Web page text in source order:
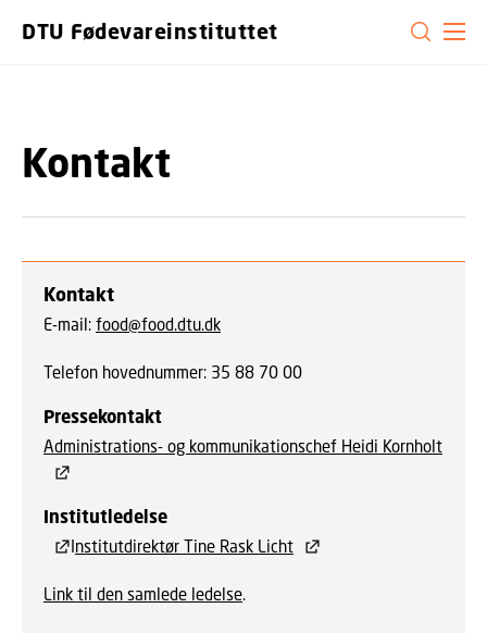
DTU Fødevareinstituttet
Kontakt
Kontakt
E-mail: food@food.dtu.dk
Telefon hovednummer: 35 88 70 00
Pressekontakt
Administrations- og kommunikationschef Heidi Kornholt
Institutledelse
Institutdirektør Tine Rask Licht
Link til den samlede ledelse.